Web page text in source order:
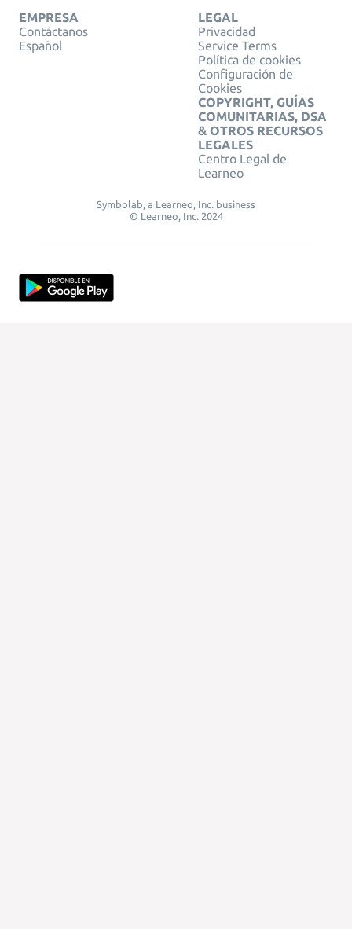
EMPRESA
Contáctanos
Español
LEGAL
Privacidad
Service Terms
Política de cookies
Configuración de
Cookies
COPYRIGHT, GUÍAS
COMUNITARIAS, DSA
& OTROS RECURSOS
LEGALES
Centro Legal de
Learneo
Symbolab, a Learneo, Inc. business
© Learneo, Inc. 2024